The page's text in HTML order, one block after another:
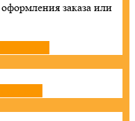
заказа или